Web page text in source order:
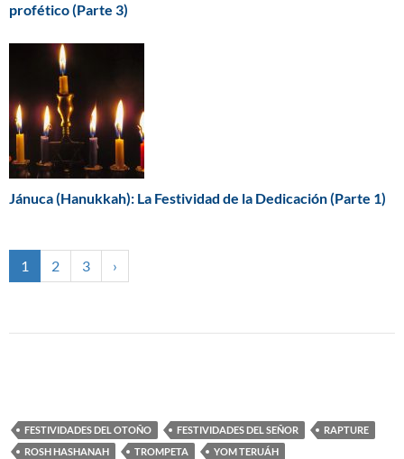
profético (Parte 3)
Jánuca (Hanukkah): La Festividad de la Dedicación (Parte 1)
1 2 3 ›
FESTIVIDADES DEL OTOÑO FESTIVIDADES DEL SEÑOR
RAPTURE
ROSH HASHANAH
TROMPETA YOM TERUÁH